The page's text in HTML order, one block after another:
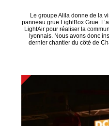
Le groupe Alila donne de la
panneau grue LightBox Grue.
LightAir pour réaliser la
lyonnais. Nous avons donc
dernier chantier du côté de